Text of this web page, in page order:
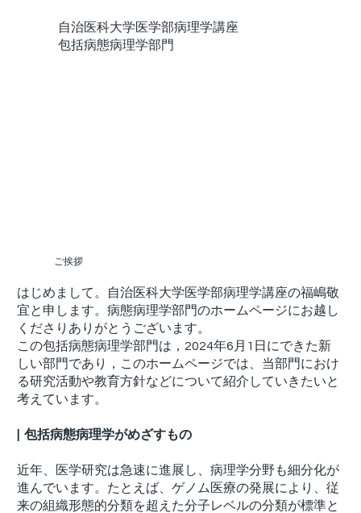
自治医科大学医学部病理学講座
包括病態病理学部門
ご挨拶
はじめまして。自治医科大学医学部病理学講座の福嶋敬
宜と申します。病態病理学部門のホームページにお越し
くださりありがとうございます。
この包括病態病理学部門は，2024年6月1日にできた新
しい部門であり，このホームページでは、当部門におけ
る研究活動や教育方針などについて紹介していきたいと
考えています。
| 包括病態病理学がめざすもの
近年、医学研究は急速に進展し、病理学分野も細分化が
進んでいます。たとえば、ゲノム医療の発展により、従
来の組織形態的分類を超えた分子レベルの分類が標準と